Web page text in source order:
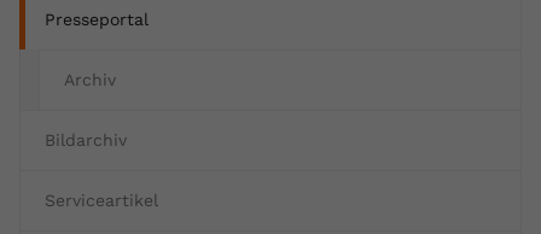
Presseportal
Archiv
Bildarchiv
Serviceartikel